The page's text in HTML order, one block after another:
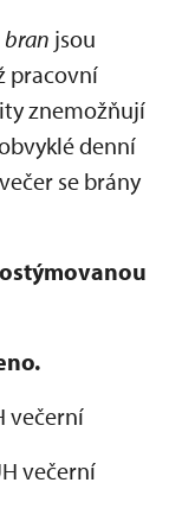
bran jsou
pracovní
znemožňují
denní
se brány
večerní
večerní